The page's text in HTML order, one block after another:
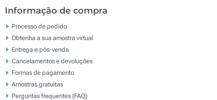
Informação de compra
Processo de pedido
Obtenha a sua amostra virtual
Entrega e pós-venda
Cancelamentos e devoluções
Formas de pagamento
Amostras gratuitas
Perguntas frequentes (FAQ)